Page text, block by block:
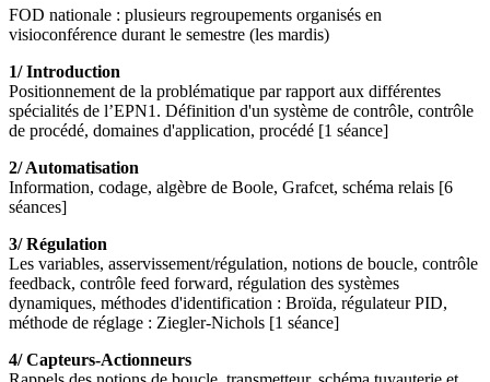
FOD nationale : plusieurs regroupements organisés en
visioconférence durant le semestre (les mardis)
1/ Introduction
Positionnement de la problématique par rapport aux différentes
spécialités de l’EPN1. Définition d'un système de contrôle, contrôle
de procédé, domaines d'application, procédé [1 séance]
2/ Automatisation
Information, codage, algèbre de Boole, Grafcet, schéma relais [6
séances]
3/ Régulation
Les variables, asservissement/régulation, notions de boucle, contrôle
feedback, contrôle feed forward, régulation des systèmes
dynamiques, méthodes d'identification : Broïda, régulateur PID,
méthode de réglage : Ziegler-Nichols [1 séance]
4/ Capteurs-Actionneurs